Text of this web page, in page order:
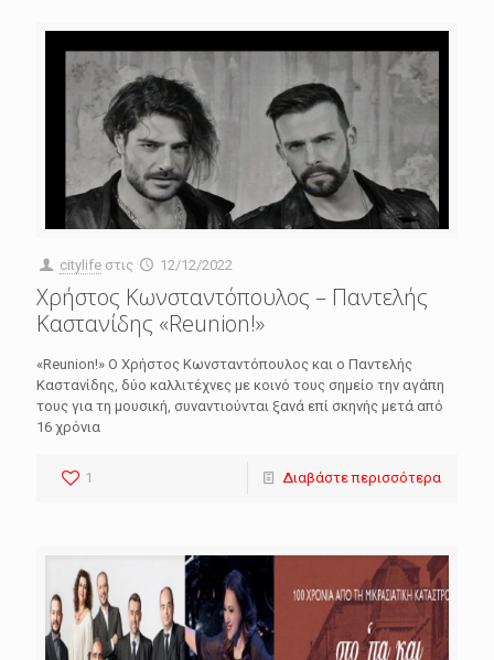
citylife στις 12/12/2022
Χρήστος Κωνσταντόπουλος – Παντελής
Καστανίδης «Reunion!»
«Reunion!» Ο Χρήστος Κωνσταντόπουλος και ο Παντελής
Καστανίδης, δύο καλλιτέχνες με κοινό τους σημείο την αγάπη
τους για τη μουσική, συναντιούνται ξανά επί σκηνής μετά από
16 χρόνια
1 Διαβάστε περισσότερα